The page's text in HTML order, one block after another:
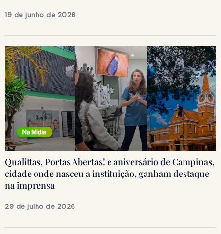
19 de junho de 2026
Qualittas, Portas Abertas! e aniversário de Campinas,
cidade onde nasceu a instituição, ganham destaque
na imprensa
29 de julho de 2026